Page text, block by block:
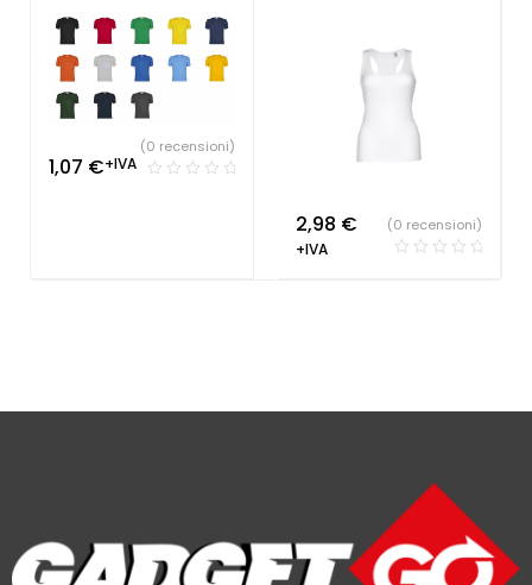
1,07 €+IVA
(0 recensioni)
2,98 €
+IVA
(0 recensioni)